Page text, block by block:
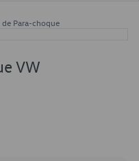
de Para-choque
VW